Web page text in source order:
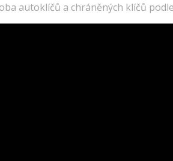
autoklíčů a chráněných klíčů